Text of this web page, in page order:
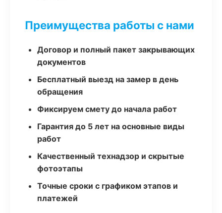
Преимущества работы с нами
Договор и полный пакет закрывающих
документов
Бесплатный выезд на замер в день
обращения
Фиксируем смету до начала работ
Гарантия до 5 лет на основные виды
работ
Качественный технадзор и скрытые
фотоэтапы
Точные сроки с графиком этапов и
платежей